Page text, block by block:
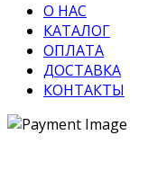
О НАС
КАТАЛОГ
ОПЛАТА
ДОСТАВКА
КОНТАКТЫ